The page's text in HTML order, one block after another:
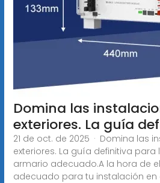
Domina las
exteriores. La guía
21 de oct. de 2025 · Domina las
exteriores. La guía definitiva para
armario adecuado.A la hora de
adecuado para tu instalación en